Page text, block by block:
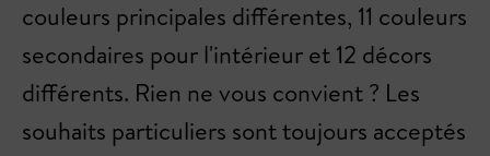
couleurs principales différentes, 11 couleurs
secondaires pour l'intérieur et 12 décors
différents. Rien ne vous convient ? Les
souhaits particuliers sont toujours acceptés